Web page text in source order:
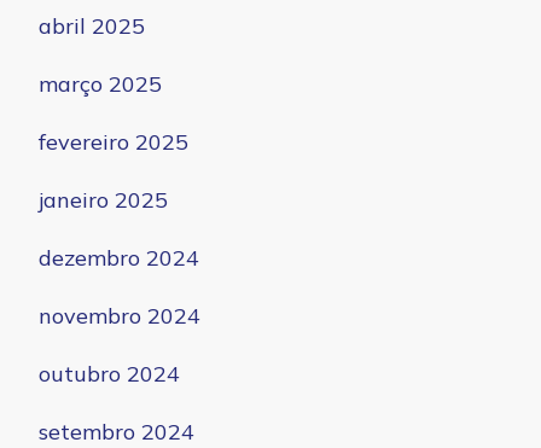
abril 2025
março 2025
fevereiro 2025
janeiro 2025
dezembro 2024
novembro 2024
outubro 2024
setembro 2024